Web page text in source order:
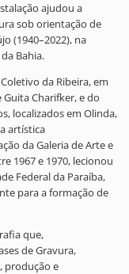
ajudou a
sob orientação de
(1940–2022), na
Bahia.
da Ribeira, em
Guita Charifker, e do
localizados em Olinda,
artística
da Galeria de Arte e
1967 e 1970, lecionou
Federal da Paraíba,
para a formação de
que,
de Gravura,
produção e